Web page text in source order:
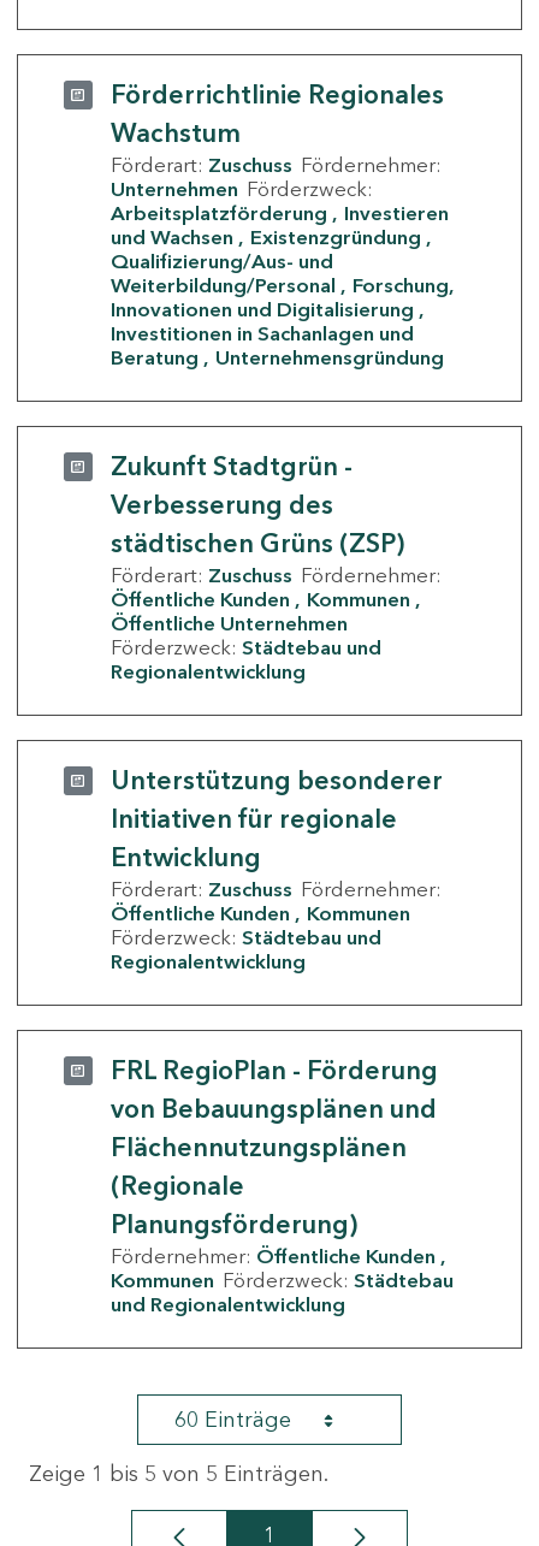
Förderrichtlinie Regionales
Wachstum
Förderart: Zuschuss Fördernehmer:
Unternehmen Förderzweck:
Arbeitsplatzförderung
Investieren
und Wachsen
Existenzgründung
Qualifizierung/Aus- und
Weiterbildung/Personal
Forschung,
Innovationen und Digitalisierung
Investitionen in Sachanlagen und
Beratung
Unternehmensgründung
Zukunft Stadtgrün -
Verbesserung des
städtischen Grüns (ZSP)
Förderart: Zuschuss Fördernehmer:
Öffentliche Kunden
Kommunen
Öffentliche Unternehmen
Förderzweck: Städtebau und
Regionalentwicklung
Unterstützung besonderer
Initiativen für regionale
Entwicklung
Förderart: Zuschuss Fördernehmer:
Öffentliche Kunden
Kommunen
Förderzweck: Städtebau und
Regionalentwicklung
FRL RegioPlan - Förderung
von Bebauungsplänen und
Flächennutzungsplänen
(Regionale
Planungsförderung)
Fördernehmer: Öffentliche Kunden
Kommunen Förderzweck: Städtebau
und Regionalentwicklung
60 Einträge
Zeige 1 bis 5 von 5 Einträgen.
1